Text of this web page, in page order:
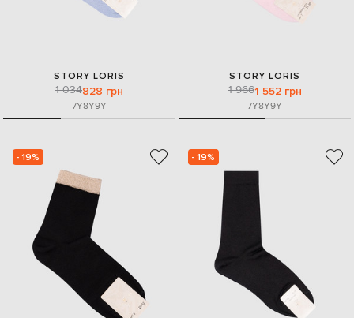
STORY LORIS
1 034828 грн
7Y8Y9Y
STORY LORIS
1 9661 552 грн
7Y8Y9Y
- 19% - 19%